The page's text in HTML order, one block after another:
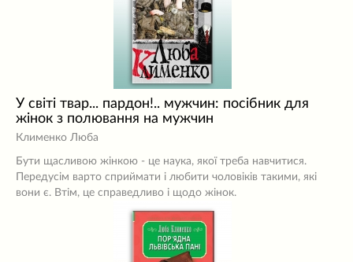
У світі твар... пардон!.. мужчин: посібник для
жінок з полювання на мужчин
Клименко Люба
Бути щасливою жінкою - це наука, якої треба навчитися.
Передусім варто сприймати і любити чоловіків такими, які
вони є. Втім, це справедливо і щодо жінок.